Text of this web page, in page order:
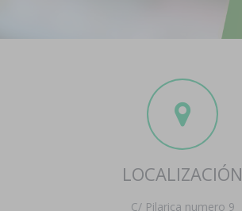
LOCALIZACIÓN
C/ Pilarica numero 9